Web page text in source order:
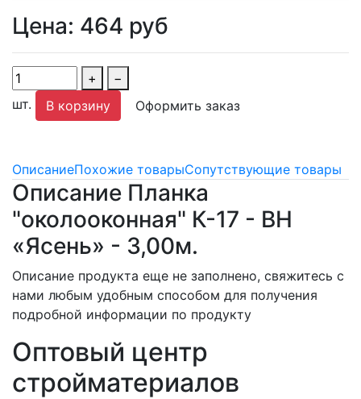
Цена: 464 руб
+
−
шт.
В корзину Оформить заказ
ОписаниеПохожие товарыСопутствующие товары
Описание Планка
"околооконная" К-17 - ВН
«Ясень» - 3,00м.
Описание продукта еще не заполнено, свяжитесь с
нами любым удобным способом для получения
подробной информации по продукту
Оптовый центр
стройматериалов